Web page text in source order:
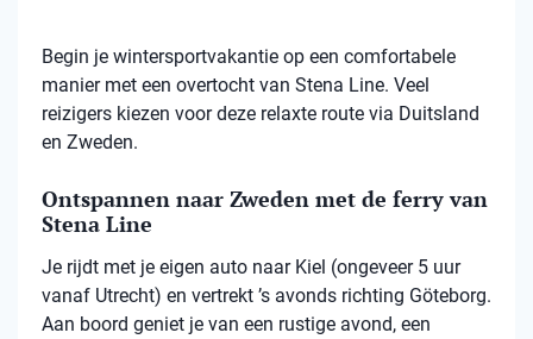
Begin je wintersportvakantie op een comfortabele
manier met een overtocht van Stena Line. Veel
reizigers kiezen voor deze relaxte route via Duitsland
en Zweden.
Ontspannen naar Zweden met de ferry van
Stena Line
Je rijdt met je eigen auto naar Kiel (ongeveer 5 uur
vanaf Utrecht) en vertrekt ’s avonds richting Göteborg.
Aan boord geniet je van een rustige avond, een